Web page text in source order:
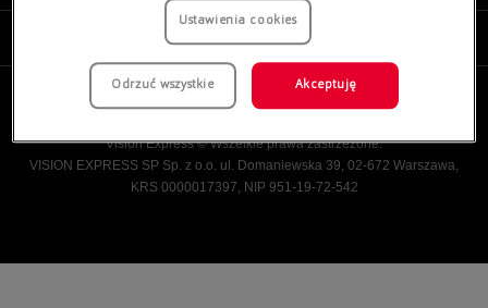
Vision Express © Wszelkie prawa zastrzeżone.
VISION EXPRESS SP Sp. z o.o. ul. Domaniewska 39, 02-672 Warszawa,
KRS 0000017397, NIP 951-19-72-542
Ustawienia cookies
Odrzuć wszystkie Akceptuję